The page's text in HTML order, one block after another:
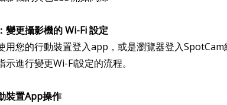
變更攝影機的 Wi-Fi 設定
用您的行動裝置登入app，或是瀏覽器登入
示進行變更Wi-Fi設定的流程。
裝置App操作